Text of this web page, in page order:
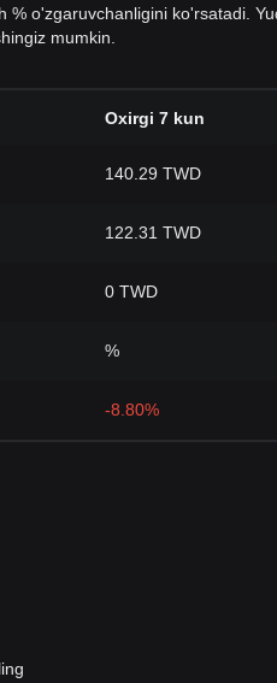
o'zgaruvchanligini ko'rsatadi.
mumkin.
Oxirgi 7 kun
140.29 TWD
122.31 TWD
0 TWD
%
-8.80%